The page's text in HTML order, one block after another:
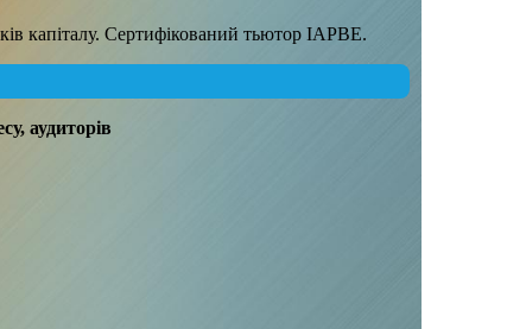
капіталу. Сертифікований тьютор IAPBE.
аудиторів